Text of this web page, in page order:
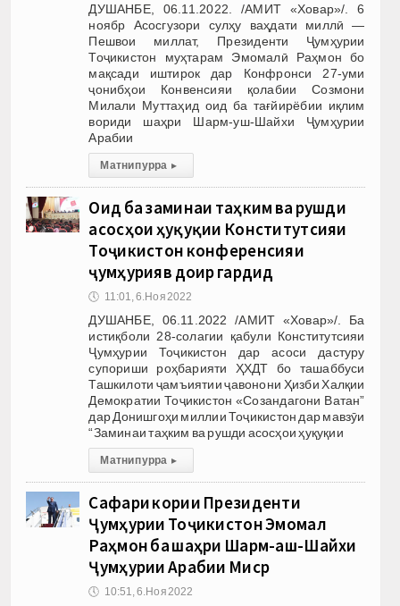
ДУШАНБЕ, 06.11.2022. /АМИТ «Ховар»/. 6
ноябр Асосгузори сулҳу ваҳдати миллӣ —
Пешвои миллат, Президенти Ҷумҳурии
Тоҷикистон муҳтарам Эмомалӣ Раҳмон бо
мақсади иштирок дар Конфронси 27-уми
ҷонибҳои Конвенсияи қолабии Созмони
Милали Муттаҳид оид ба тағйирёбии иқлим
вориди шаҳри Шарм-уш-Шайхи Ҷумҳурии
Арабии
Матни пурра ▸
Оид ба заминаи таҳким ва рушди
асосҳои ҳуқуқии Конститутсияи
Тоҷикистон конференсияи
ҷумҳуриявӣ доир гардид
🕔 11:01, 6.Ноя 2022
ДУШАНБЕ, 06.11.2022 /АМИТ «Ховар»/. Ба
истиқболи 28-солагии қабули Конститутсияи
Ҷумҳурии Тоҷикистон дар асоси дастуру
супориши роҳбарияти ҲХДТ бо ташаббуси
Ташкилоти ҷамъиятии ҷавонони Ҳизби Халқии
Демократии Тоҷикистон «Созандагони Ватан”
дар Донишгоҳи миллии Тоҷикистон дар мавзӯи
“Заминаи таҳким ва рушди асосҳои ҳуқуқии
Матни пурра ▸
Сафари кории Президенти
Ҷумҳурии Тоҷикистон Эмомалӣ
Раҳмон ба шаҳри Шарм-аш-Шайхи
Ҷумҳурии Арабии Миср
🕔 10:51, 6.Ноя 2022